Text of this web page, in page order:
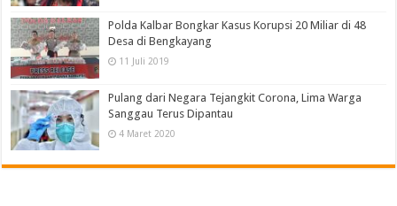
Polda Kalbar Bongkar Kasus Korupsi 20 Miliar di 48
Desa di Bengkayang
11 Juli 2019
Pulang dari Negara Tejangkit Corona, Lima Warga
Sanggau Terus Dipantau
4 Maret 2020